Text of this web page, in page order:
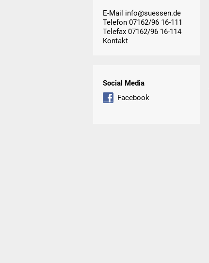
E-Mail info@suessen.de
Telefon 07162/96 16-111
Telefax 07162/96 16-114
Kontakt
Social Media
Facebook